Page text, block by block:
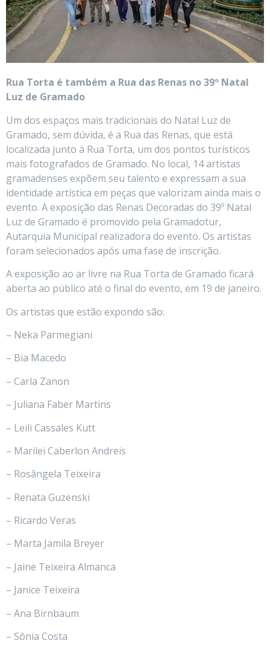
Rua Torta é também a Rua das Renas no 39º Natal
Luz de Gramado
Um dos espaços mais tradicionais do Natal Luz de
Gramado, sem dúvida, é a Rua das Renas, que está
localizada junto à Rua Torta, um dos pontos turísticos
mais fotografados de Gramado. No local, 14 artistas
gramadenses expõem seu talento e expressam a sua
identidade artística em peças que valorizam ainda mais o
evento. A exposição das Renas Decoradas do 39º Natal
Luz de Gramado é promovido pela Gramadotur,
Autarquia Municipal realizadora do evento. Os artistas
foram selecionados após uma fase de inscrição.
A exposição ao ar livre na Rua Torta de Gramado ficará
aberta ao público até o final do evento, em 19 de janeiro.
Os artistas que estão expondo são:
– Neka Parmegiani
– Bia Macedo
– Carla Zanon
– Juliana Faber Martins
– Leili Cassales Kutt
– Marilei Caberlon Andreis
– Rosângela Teixeira
– Renata Guzenski
– Ricardo Veras
– Marta Jamila Breyer
– Jaine Teixeira Almanca
– Janice Teixeira
– Ana Birnbaum
– Sônia Costa